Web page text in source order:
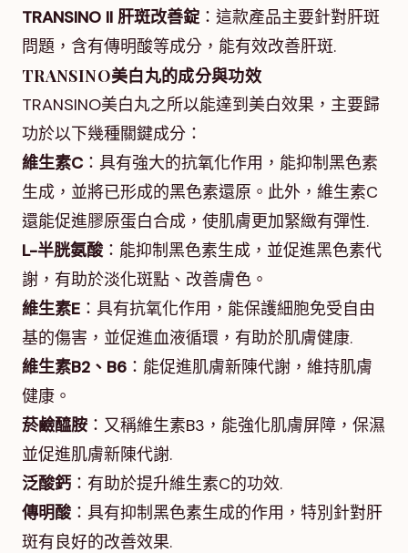
TRANSINO II 肝斑改善錠：這款產品主要針對肝斑
問題，含有傳明酸等成分，能有效改善肝斑.
TRANSINO美白丸的成分與功效
TRANSINO美白丸之所以能達到美白效果，主要歸
功於以下幾種關鍵成分：
維生素C ：具有強大的抗氧化作用，能抑制黑色素
生成，並將已形成的黑色素還原。此外，維生素C
還能促進膠原蛋白合成，使肌膚更加緊緻有彈性.
L-半胱氨酸：能抑制黑色素生成，並促進黑色素代
謝，有助於淡化斑點、改善膚色。
維生素E ：具有抗氧化作用，能保護細胞免受自由
基的傷害，並促進血液循環，有助於肌膚健康.
維生素B2、B6 ：能促進肌膚新陳代謝，維持肌膚
健康。
菸鹼醯胺 ：又稱維生素B3，能強化肌膚屏障，保濕
並促進肌膚新陳代謝.
泛酸鈣 ：有助於提升維生素C的功效.
傳明酸：具有抑制黑色素生成的作用，特別針對肝
斑有良好的改善效果.